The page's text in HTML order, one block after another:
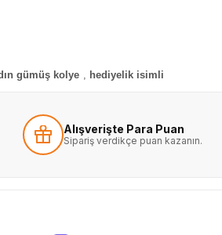
gümüş kolye , hediyelik isimli
Alışverişte Para Puan
Sipariş verdikçe puan kazanın.